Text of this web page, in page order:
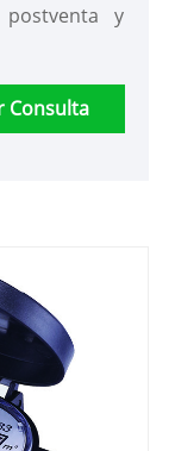
y
Consulta